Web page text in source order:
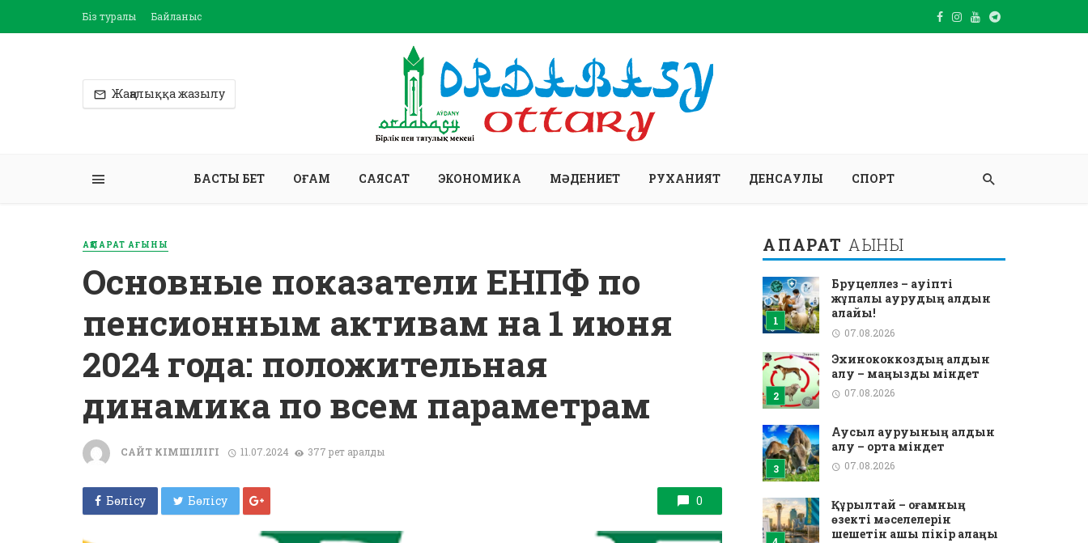
Біз туралы Байланыс
Жаңалыққа жазылу
БАСТЫ БЕТ ҚОҒАМ САЯСАТ ЭКОНОМИКА МӘДЕНИЕТ РУХАНИЯТ ДЕНСАУЛЫҚ СПОРТ
АҚПАРАТ АҒЫНЫ
Основные показатели ЕНПФ по
пенсионным активам на 1 июня
2024 года: положительная
динамика по всем параметрам
САЙТ ӘКІМШІЛІГІ 11.07.2024 377 рет қаралды
Бөлісу Бөлісу 0
АҚПАРАТ АҒЫНЫ
Бруцеллез – қауіпті
жұқпалы аурудың алдын
алайық!
07.08.2026
Эхинококкоздың алдын
алу – маңызды міндет
07.08.2026
Аусыл ауруының алдын
алу – ортақ міндет
07.08.2026
Құрылтай – қоғамның
өзекті мәселелерін
шешетін ашық пікір алаңы